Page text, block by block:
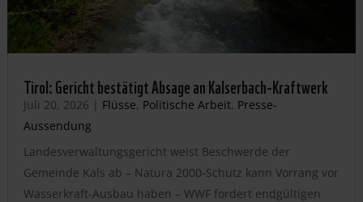
Tirol: Gericht bestätigt Absage an Kalserbach-Kraftwerk
Juli 20, 2026 | Flüsse, Politische Arbeit, Presse-
Aussendung
Landesverwaltungsgericht weist Beschwerde der
Gemeinde Kals ab – Natura 2000-Schutz kann Vorrang vor
Wasserkraft-Ausbau haben – WWF fordert endgültigen